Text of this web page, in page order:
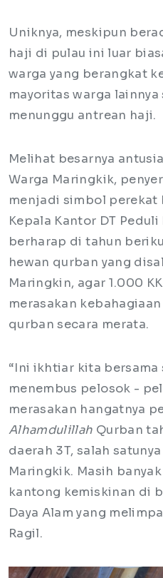
Uniknya, meskipun
haji di pulau ini luar
warga yang berangkat
mayoritas warga
menunggu antrean haji.
Melihat besarnya
Warga Maringkik,
menjadi simbol perekat
Kepala Kantor DT Peduli
berharap di tahun
hewan qurban yang
Maringkin, agar 1.000
merasakan
qurban secara merata.
“Ini ikhtiar kita bersama
menembus pelosok -
merasakan hangatnya
Alhamdulillah Qurban
daerah 3T, salah
Maringkik. Masih
kantong kemiskinan di
Daya Alam yang
Ragil.